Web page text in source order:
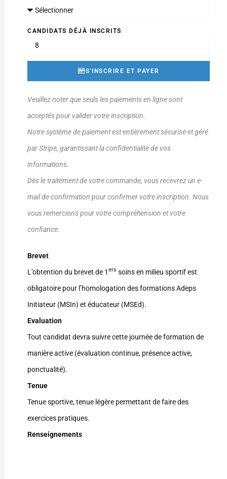
CANDIDATS DÉJÀ INSCRITS
S'INSCRIRE ET PAYER
Veuillez noter que seuls les paiements en ligne sont
acceptés pour valider votre inscription.
Notre système de paiement est entièrement sécurisé et géré
par Stripe, garantissant la confidentialité de vos
informations.
Dès le traitement de votre commande, vous recevrez un e-
mail de confirmation pour confirmer votre inscription. Nous
vous remercions pour votre compréhension et votre
confiance.
Brevet
L’obtention du brevet de 1 ers soins en milieu sportif est
obligatoire pour l’homologation des formations Adeps
Initiateur (MSIn) et éducateur (MSEd).
Evaluation
Tout candidat devra suivre cette journée de formation de
manière active (évaluation continue, présence active,
ponctualité).
Tenue
Tenue sportive, tenue légère permettant de faire des
exercices pratiques.
Renseignements